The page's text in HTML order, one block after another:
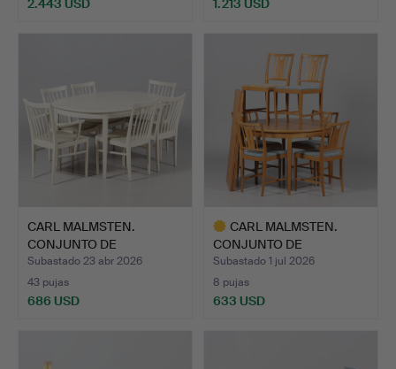
2.443 USD
1.213 USD
CARL MALMSTEN.
CONJUNTO DE
COMEDOR, 7 piez…
Subastado 23 abr 2026
43 pujas
686 USD
CARL MALMSTEN.
CONJUNTO DE
COMEDOR, 7 piez…
Subastado 1 jul 2026
8 pujas
633 USD